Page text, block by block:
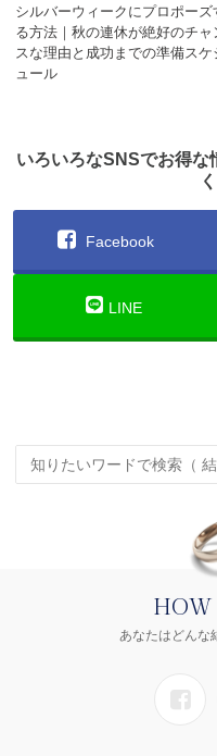
シルバーウィークにプロポーズ
る方法｜秋の連休が絶好のチャ
スな理由と成功までの準備スケ
ュール
いろいろなSNSでお得な
Facebook
LINE
HOW
あなたはどんな